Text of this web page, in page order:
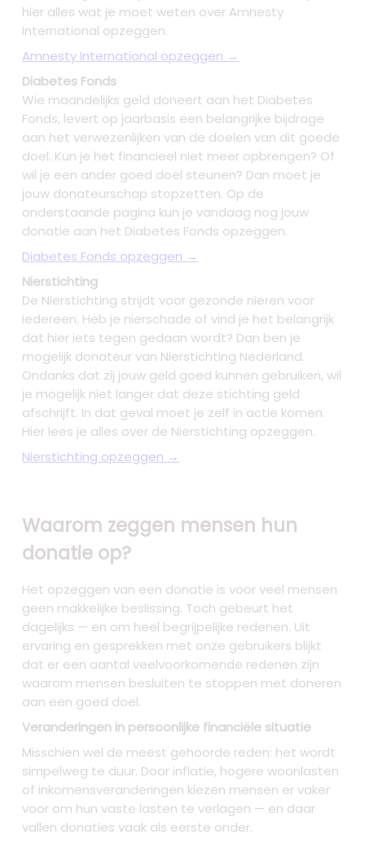
hier alles wat je moet weten over Amnesty
International opzeggen.
Amnesty International opzeggen →
Diabetes Fonds
Wie maandelijks geld doneert aan het Diabetes
Fonds, levert op jaarbasis een belangrijke bijdrage
aan het verwezenlijken van de doelen van dit goede
doel. Kun je het financieel niet meer opbrengen? Of
wil je een ander goed doel steunen? Dan moet je
jouw donateurschap stopzetten. Op de
onderstaande pagina kun je vandaag nog jouw
donatie aan het Diabetes Fonds opzeggen.
Diabetes Fonds opzeggen →
Nierstichting
De Nierstichting strijdt voor gezonde nieren voor
iedereen. Heb je nierschade of vind je het belangrijk
dat hier iets tegen gedaan wordt? Dan ben je
mogelijk donateur van Nierstichting Nederland.
Ondanks dat zij jouw geld goed kunnen gebruiken, wil
je mogelijk niet langer dat deze stichting geld
afschrijft. In dat geval moet je zelf in actie komen.
Hier lees je alles over de Nierstichting opzeggen.
Nierstichting opzeggen →
Waarom zeggen mensen hun
donatie op?
Het opzeggen van een donatie is voor veel mensen
geen makkelijke beslissing. Toch gebeurt het
dagelijks — en om heel begrijpelijke redenen. Uit
ervaring en gesprekken met onze gebruikers blijkt
dat er een aantal veelvoorkomende redenen zijn
waarom mensen besluiten te stoppen met doneren
aan een goed doel.
Veranderingen in persoonlijke financiële situatie
Misschien wel de meest gehoorde reden: het wordt
simpelweg te duur. Door inflatie, hogere woonlasten
of inkomensveranderingen kiezen mensen er vaker
voor om hun vaste lasten te verlagen — en daar
vallen donaties vaak als eerste onder.